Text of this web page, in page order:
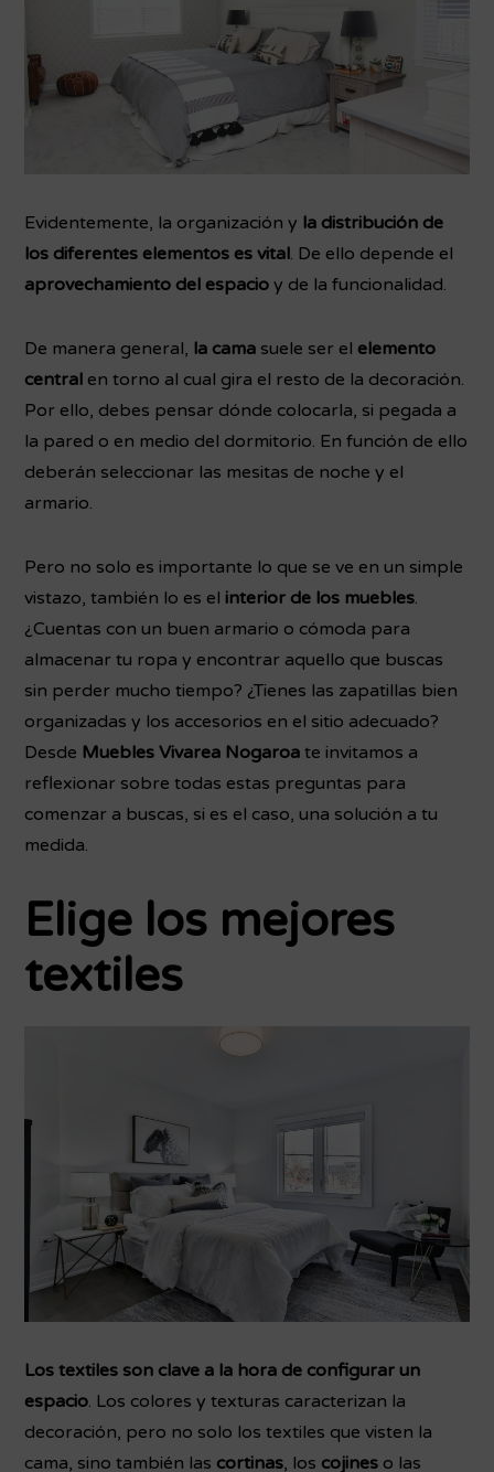
Evidentemente, la organización y la distribución de
los diferentes elementos es vital. De ello depende el
aprovechamiento del espacio y de la funcionalidad.
De manera general, la cama suele ser el elemento
central en torno al cual gira el resto de la decoración.
Por ello, debes pensar dónde colocarla, si pegada a
la pared o en medio del dormitorio. En función de ello
deberán seleccionar las mesitas de noche y el
armario.
Pero no solo es importante lo que se ve en un simple
vistazo, también lo es elinterior de los muebles.
¿Cuentas con un buen armario o cómoda para
almacenar tu ropa y encontrar aquello que buscas
sin perder mucho tiempo? ¿Tienes las zapatillas bien
organizadas y los accesorios en el sitio adecuado?
Desde Muebles Vivarea Nogaroa te invitamos a
reflexionar sobre todas estas preguntas para
comenzar a buscas, si es el caso, una solución a tu
medida.
Elige los mejores
textiles
Los textiles son clave a la hora de configurar un
espacio. Los colores y texturas caracterizan la
decoración, pero no solo los textiles que visten la
cama, sino también las cortinas, los cojines o las